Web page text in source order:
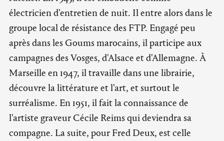
électricien d'entretien de nuit. Il entre alors dans le
groupe local de résistance des FTP. Engagé peu
après dans les Goums marocains, il participe aux
campagnes des Vosges, d'Alsace et d'Allemagne. À
Marseille en 1947, il travaille dans une librairie,
découvre la littérature et l'art, et surtout le
surréalisme. En 1951, il fait la connaissance de
l'artiste graveur Cécile Reims qui deviendra sa
compagne. La suite, pour Fred Deux, est celle